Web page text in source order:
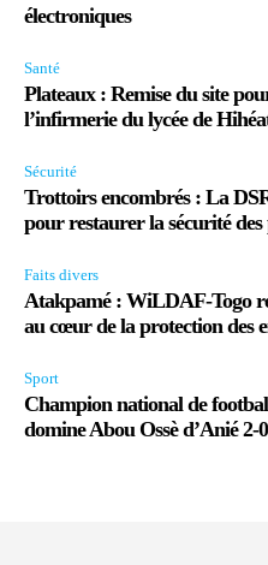
électroniques
Santé
Plateaux : Remise du site
l’infirmerie du lycée de
Sécurité
Trottoirs encombrés : La
pour restaurer la sécurité des
Faits divers
Atakpamé : WiLDAF-Togo
au cœur de la protection des
Sport
Champion national de
domine Abou Ossè d’Anié 2-0